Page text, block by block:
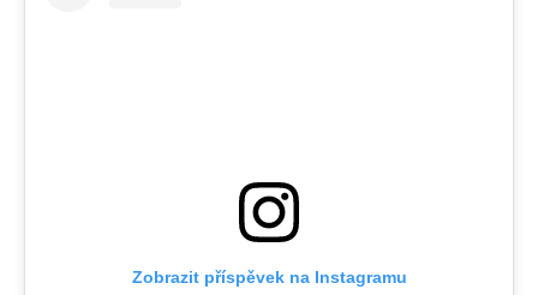
Zobrazit příspěvek na Instagramu